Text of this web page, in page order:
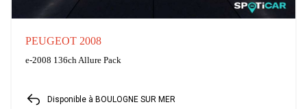
PEUGEOT 2008
e-2008 136ch Allure Pack
Disponible à BOULOGNE SUR MER